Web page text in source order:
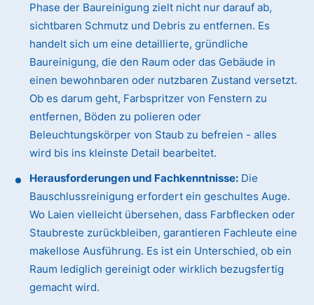
Phase der Baureinigung zielt nicht nur darauf ab,
sichtbaren Schmutz und Debris zu entfernen. Es
handelt sich um eine detaillierte, gründliche
Baureinigung, die den Raum oder das Gebäude in
einen bewohnbaren oder nutzbaren Zustand versetzt.
Ob es darum geht, Farbspritzer von Fenstern zu
entfernen, Böden zu polieren oder
Beleuchtungskörper von Staub zu befreien - alles
wird bis ins kleinste Detail bearbeitet.
Herausforderungen und Fachkenntnisse: Die
Bauschlussreinigung erfordert ein geschultes Auge.
Wo Laien vielleicht übersehen, dass Farbflecken oder
Staubreste zurückbleiben, garantieren Fachleute eine
makellose Ausführung. Es ist ein Unterschied, ob ein
Raum lediglich gereinigt oder wirklich bezugsfertig
gemacht wird.